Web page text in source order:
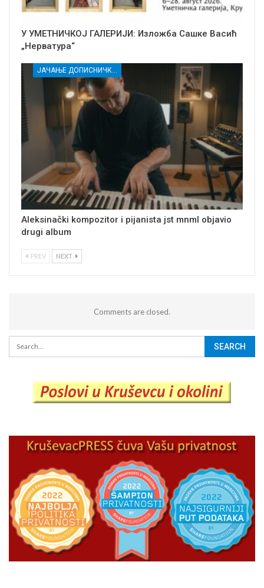
У УМЕТНИЧКОЈ ГАЛЕРИЈИ: Изложба Сашке Васић
„Нерватура“
ЈАЧАЊЕ ДОПИСНИЧКЕ МРЕЖЕ НЕЗАВИСНИХ МЕДИЈА У РАСИНСКОМ ОКРУГУ
Aleksinački kompozitor i pijanista jst mnml objavio
drugi album
PREV NEXT
Comments are closed.